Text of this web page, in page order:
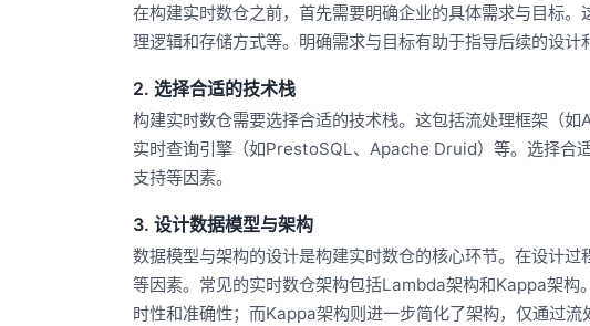
在构建实时数仓之前，首先需要明确企业的具体需求与目标
理逻辑和存储方式等。明确需求与目标有助于指导后续的设计
2. 选择合适的技术栈
构建实时数仓需要选择合适的技术栈。这包括流处理框架（
实时查询引擎（如PrestoSQL、Apache Druid）等。选择合
支持等因素。
3. 设计数据模型与架构
数据模型与架构的设计是构建实时数仓的核心环节。在设计
等因素。常见的实时数仓架构包括Lambda架构和Kappa架
时性和准确性；而Kappa架构则进一步简化了架构，仅通过